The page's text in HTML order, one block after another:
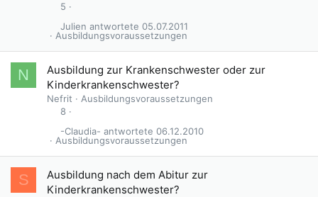
5
Ausbildungsvoraussetzungen
05.07.2011
Julien
N
Ausbildung zur Krankenschwester oder zur
Kinderkrankenschwester?
Nefrit
Ausbildungsvoraussetzungen
8
Ausbildungsvoraussetzungen
06.12.2010
-Claudia-
S
Ausbildung nach dem Abitur zur
Kinderkrankenschwester?